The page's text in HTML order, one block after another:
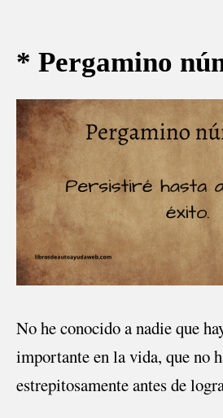
* Pergamino
No he conocido a nadie que
importante en la vida, que no
estrepitosamente antes de